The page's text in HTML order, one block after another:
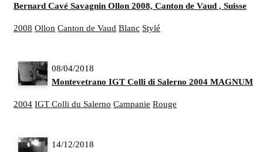
Bernard Cavé Savagnin Ollon 2008, Canton de Vaud , Suisse
2008 Ollon Canton de Vaud Blanc Stylé
08/04/2018
Montevetrano IGT Colli di Salerno 2004 MAGNUM
2004 IGT Colli du Salerno Campanie Rouge
14/12/2018